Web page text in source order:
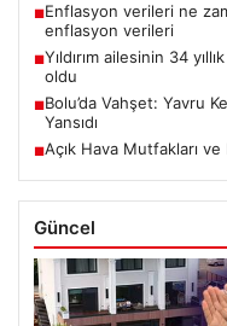
■Enflasyon verileri ne
enflasyon verileri
■Yıldırım ailesinin 34
oldu
■Bolu’da Vahşet: Yavru
Yansıdı
■Açık Hava Mutfakları
Güncel